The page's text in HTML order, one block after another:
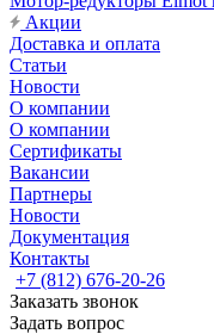
Акции
Доставка и оплата
Статьи
Новости
О компании
О компании
Сертификаты
Вакансии
Партнеры
Новости
Документация
Контакты
+7 (812) 676-20-26
Заказать звонок
Задать вопрос